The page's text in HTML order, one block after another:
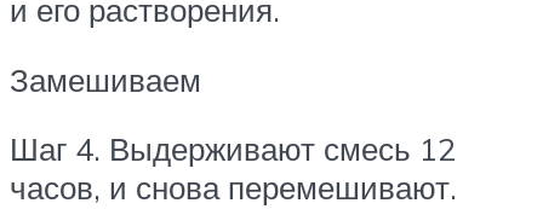
и его растворения.
Замешиваем
Шаг 4. Выдерживают смесь 12
часов, и снова перемешивают.